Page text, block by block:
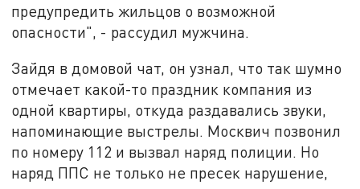
предупредить жильцов о возможной
опасности", - рассудил мужчина.
Зайдя в домовой чат, он узнал, что так шумно
отмечает какой-то праздник компания из
одной квартиры, откуда раздавалисьзвуки,
напоминающие выстрелы. Москвич позвонил
по номеру 112 и вызвал наряд полиции. Но
наряд ППС не только не пресек нарушение,